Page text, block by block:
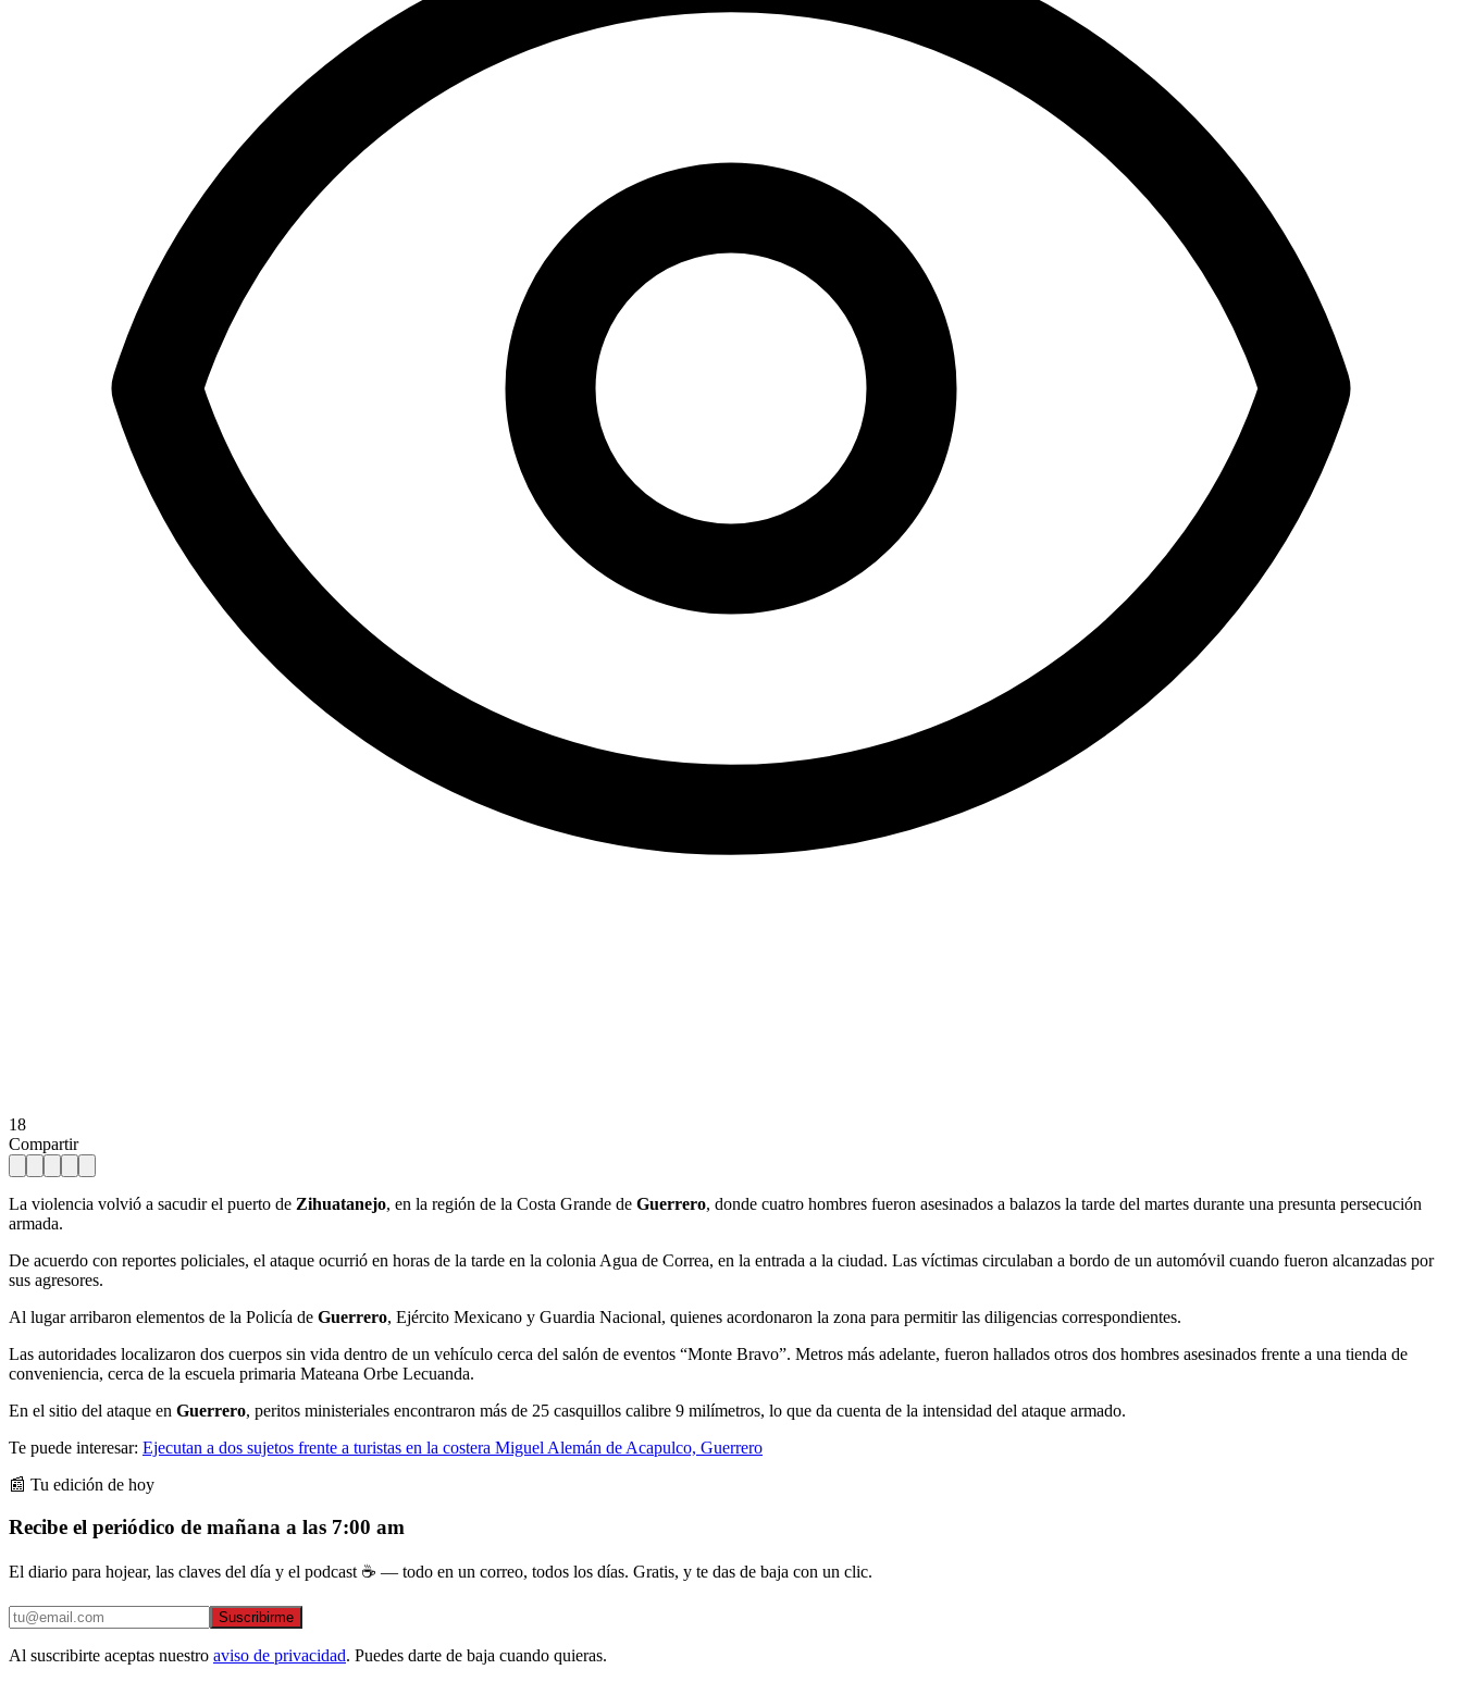
18
Compartir
La violencia volvió a sacudir el puerto de Zihuatanejo, en la región de la Costa Grande de Guerrero, donde cuatro hombres fueron asesinados a balazos la tarde del martes durante una presunta persecución
armada.
De acuerdo con reportes policiales, el ataque ocurrió en horas de la tarde en la colonia Agua de Correa, en la entrada a la ciudad. Las víctimas circulaban a bordo de un automóvil cuando fueron alcanzadas por
sus agresores.
Al lugar arribaron elementos de la Policía de Guerrero, Ejército Mexicano y Guardia Nacional, quienes acordonaron la zona para permitir las diligencias correspondientes.
Las autoridades localizaron dos cuerpos sin vida dentro de un vehículo cerca del salón de eventos “Monte Bravo”. Metros más adelante, fueron hallados otros dos hombres asesinados frente a una tienda de
conveniencia, cerca de la escuela primaria Mateana Orbe Lecuanda.
En el sitio del ataque en Guerrero, peritos ministeriales encontraron más de 25 casquillos calibre 9 milímetros, lo que da cuenta de la intensidad del ataque armado.
Te puede interesar: Ejecutan a dos sujetos frente a turistas en la costera Miguel Alemán de Acapulco, Guerrero
📰 Tu edición de hoy
Recibe el periódico de mañana a las 7:00 am
El diario para hojear, las claves del día y el podcast ☕ — todo en un correo, todos los días. Gratis, y te das de baja con un clic.
Suscribirme
Al suscribirte aceptas nuestro aviso de privacidad. Puedes darte de baja cuando quieras.